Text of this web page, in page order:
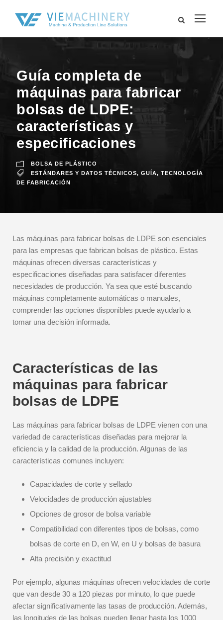
Guía completa de
máquinas para fabricar
bolsas de LDPE:
características y
especificaciones
BOLSA DE PLÁSTICO
ESTÁNDARES Y DATOS TÉCNICOS, GUÍA, TECNOLOGÍA
DE FABRICACIÓN
Las máquinas para fabricar bolsas de LDPE son esenciales
para las empresas que fabrican bolsas de plástico. Estas
máquinas ofrecen diversas características y
especificaciones diseñadas para satisfacer diferentes
necesidades de producción. Ya sea que esté buscando
máquinas completamente automáticas o manuales,
comprender las opciones disponibles puede ayudarlo a
tomar una decisión informada.
Características de las
máquinas para fabricar
bolsas de LDPE
Las máquinas para fabricar bolsas de LDPE vienen con una
variedad de características diseñadas para mejorar la
eficiencia y la calidad de la producción. Algunas de las
características comunes incluyen:
Capacidades de corte y sellado
Velocidades de producción ajustables
Opciones de grosor de bolsa variable
Compatibilidad con diferentes tipos de bolsas, como
bolsas de corte en D, en W, en U y bolsas de basura
Alta precisión y exactitud
Por ejemplo, algunas máquinas ofrecen velocidades de corte
que van desde 30 a 120 piezas por minuto, lo que puede
afectar significativamente las tasas de producción. Además,
las longitudes de las bolsas pueden llegar hasta los 1000